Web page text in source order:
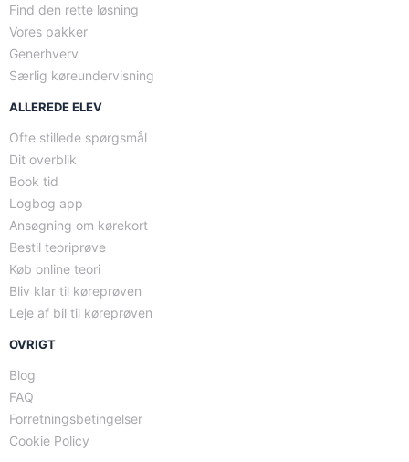
Find den rette løsning
Vores pakker
Generhverv
Særlig køreundervisning
ALLEREDE ELEV
Ofte stillede spørgsmål
Dit overblik
Book tid
Logbog app
Ansøgning om kørekort
Bestil teoriprøve
Køb online teori
Bliv klar til køreprøven
Leje af bil til køreprøven
OVRIGT
Blog
FAQ
Forretningsbetingelser
Cookie Policy